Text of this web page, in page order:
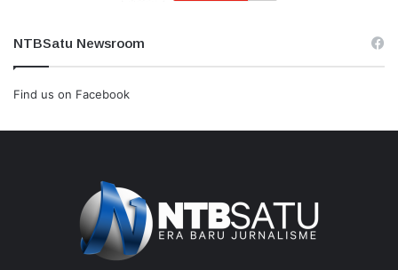
NTBSatu Newsroom
Find us on Facebook